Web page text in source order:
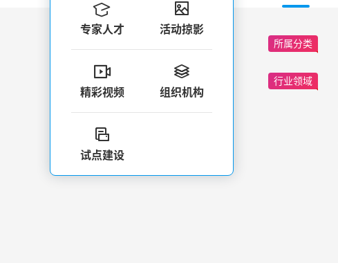

专家人才

活动掠影

精彩视频

组织机构

试点建设
所属分类
行业领域